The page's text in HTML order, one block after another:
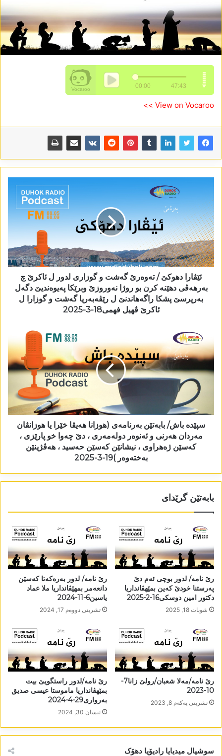
View on Vocaroo >>
ئێڤارا دھوکێ / تەوەرێ گەشت و گوزاری لدور ل ئاکرێ چ
بەرھەڤی دھێنە کرن بو روژا نەوروزێ وبرێکا پەیوەندیێ دگەل
بەرپرسێ پشکا راگەھاندنێ ل رێڤەبەریا گەشت و گوزارا ل
ئاکرێ ڤھیل فھمی18-3-2025
سپێدە باش/ بابەتێن بەرنامەی (ھوزانا ھەیڤا خێرا یا ھوزانڤان
مەردان ھەرنی و ئەنوەر دولەمەری ، دێ چەوا خو پارێزی ،
کەسێن ژەھراوی ، نیشانێن کەسێن حەسید ، ھەڤژینێن
بەختەوەر )19-3-2025
بابەتێن گرێدای
رێ نامە/ لدور بوچی ئەم دێ
پەرستنا خودێ کەین بمێھڤانداریا
دکتور امین دوسکی16-2-2025
شوبات 18, 2025
رێ نامە/ لدور بەرەکەتا کەسێن
دانعەمر بمھێڤانداریا ملا عماد
یاسین6-11-2024
تشرینی دووه‌م 17, 2024
رێ نامە/مەلا شعبان/رولێ زانا7-
10-2023
تشرینی یه‌كه‌م 8, 2023
رێ نامە/لدور راستگویێ بیت
بمێھڤانداریا ماموستا عیسی صديق
بەرواری29-4-2024
نیسان 30, 2024
سوشیال میدیایا رادیۆیا دھۆک